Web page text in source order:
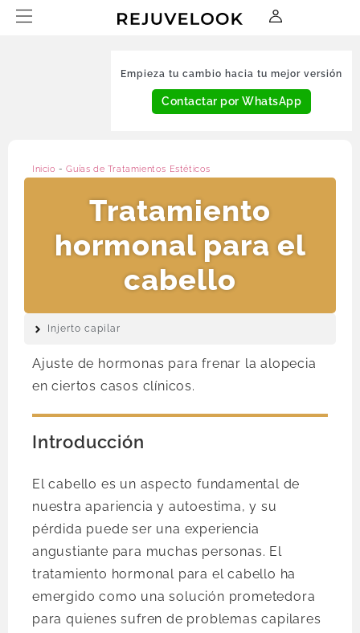
Empieza tu cambio hacia tu mejor versión
Contactar por WhatsApp
Inicio -Guías de Tratamientos Estéticos
Tratamiento
hormonal para el
cabello
Injerto capilar
Ajuste de hormonas para frenar la alopecia
en ciertos casos clínicos.
Introducción
El cabello es un aspecto fundamental de
nuestra apariencia y autoestima, y su
pérdida puede ser una experiencia
angustiante para muchas personas. El
tratamiento hormonal para el cabello ha
emergido como una solución prometedora
para quienes sufren de problemas capilares